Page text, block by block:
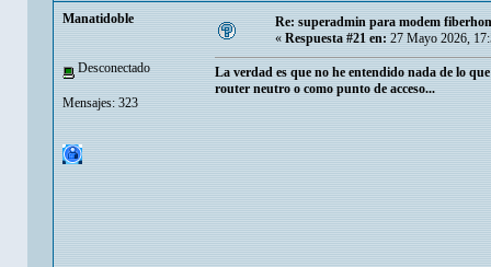
Manatidoble
Desconectado
Mensajes: 323
Re: superadmin para modem
« Respuesta #21 en: 27 Mayo 2026,
La verdad es que no he entendido nada de lo
router neutro o como punto de acceso...